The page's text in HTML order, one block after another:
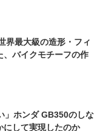
界最大級の造形・フィ
、バイクモチーフの作
」ホンダ GB350のしな
にして実現したのか